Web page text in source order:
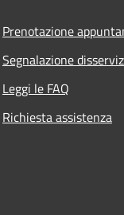
Prenotazione
Segnalazione
Leggi le FAQ
Richiesta assistenza